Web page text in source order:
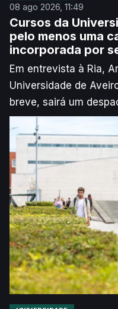
08 ago 2026, 11:49
Cursos da
pelo menos uma
incorporada por
Em entrevista à Ria,
Universidade de
breve, sairá um
pelo menos, “20%”
cada curso devem
Artificial incorporada
Segundo explica o
não haja “nenhum
que não saiba utilizar
esta ferramenta”.